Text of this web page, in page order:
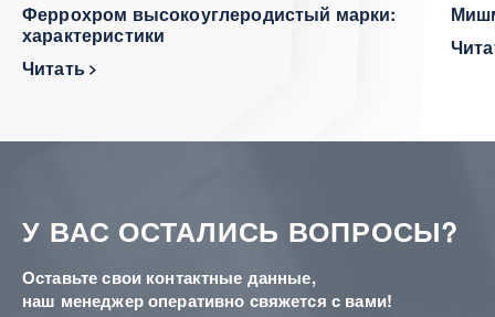
Феррохром высокоуглеродистый марки:
характеристики
Читать
У ВАС ОСТАЛИСЬ ВОПРОСЫ?
Оставьте свои контактные данные,
наш менеджер оперативно свяжется с вами!